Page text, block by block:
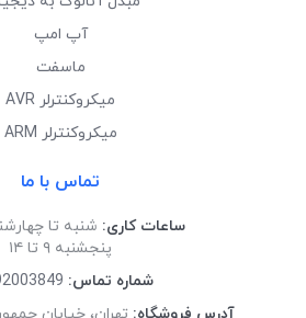
آپ امپ
ماسفت
میکروکنترلر AVR
میکروکنترلر ARM
تماس با ما
ساعات کاری: شنبه تا چهارشنبه ۹
پنجشنبه ۹ تا ۱۴
شماره تماس: